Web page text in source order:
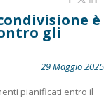
è
gli
29 Maggio 2025
pianificati entro il